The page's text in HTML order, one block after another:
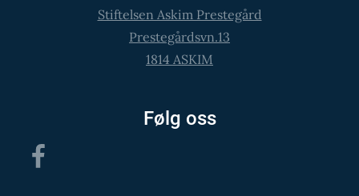
Stiftelsen Askim Prestegård
Prestegårdsvn.13
1814 ASKIM
Følg oss
Facebook